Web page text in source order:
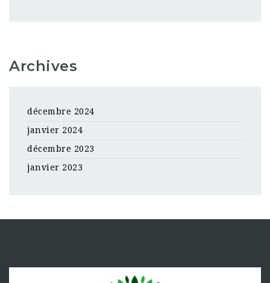
Archives
décembre 2024
janvier 2024
décembre 2023
janvier 2023